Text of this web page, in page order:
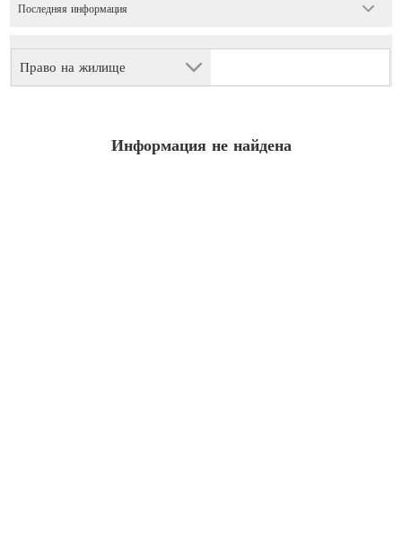
Право на жилище
Последняя информация
Информация не найдена